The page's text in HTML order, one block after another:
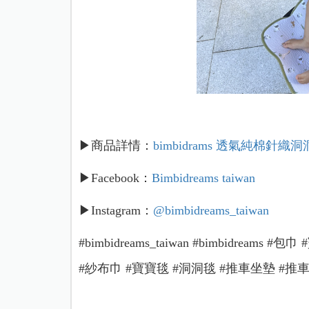
▶商品詳情： bimbidrams 透氣純棉針織洞
▶Facebook： Bimbidreams taiwan
▶Instagram： @bimbidreams_taiwan
#bimbidreams_taiwan #bimbidreams #包
#紗布巾 #寶寶毯 #洞洞毯 #推車坐墊 #推